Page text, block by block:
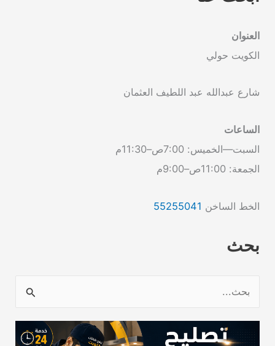
العنوان
الكويت حولي
شارع عبدالله عبد اللطيف العثمان
الساعات
السبت—الخميس: 7:00ص–11:30م
الجمعة: 11:00ص–9:00م
الخط الساخن 55255041
بحث